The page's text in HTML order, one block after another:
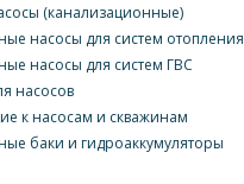
(канализационные)
насосы для систем отопления
насосы для систем ГВС
насосов
к насосам и скважинам
баки и гидроаккумуляторы